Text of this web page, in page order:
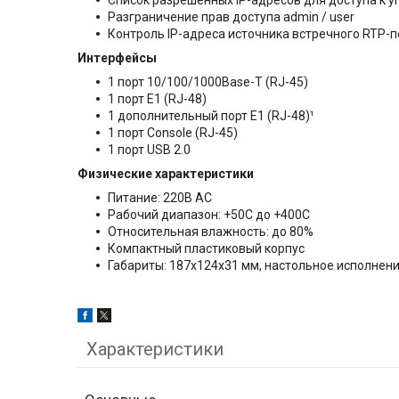
Разграничение прав доступа admin / user
Контроль IP-адреса источника встречного RTP-
Интерфейсы
1 порт 10/100/1000Base-T (RJ-45)
1 порт E1 (RJ-48)
1 дополнительный порт Е1 (RJ-48)¹
1 порт Console (RJ-45)
1 порт USB 2.0
Физические характеристики
Питание: 220В AC
Рабочий диапазон: +50С до +400С
Относительная влажность: до 80%
Компактный пластиковый корпус
Габариты: 187х124х31 мм, настольное
Характеристики